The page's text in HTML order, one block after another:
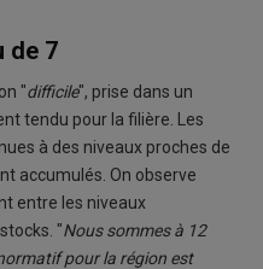
de 7
"difficile", prise dans un
tendu pour la filière. Les
à des niveaux proches de
accumulés. On observe
entre les niveaux
"Nous sommes à 12
pour la région est